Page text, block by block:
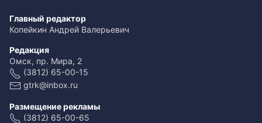
Главный редактор
Копейкин Андрей Валерьевич
Редакция
Омск, пр. Мира, 2
(3812) 65-00-15
gtrk@inbox.ru
Размещение рекламы
(3812) 65-00-65